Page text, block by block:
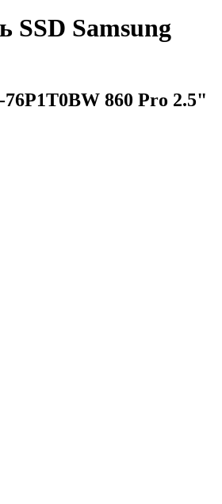
SSD Samsung
860 Pro 2.5"